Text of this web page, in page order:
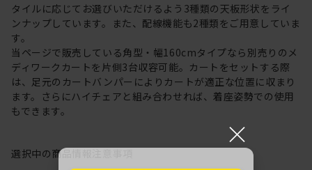
タイルに応じてお選びいただけるよう3種類の天板形状をライ
ンナップしています。また、配線機能も2種類をご用意していま
す。
当ページで販売している角型・幅160cmタイプなら別売りのメ
ディワークカートを片側3台収容可能。カートをセットする際
は、足元のカートバンパーによりカートが適正な位置に収まり
ます。さらにハイチェアと組み合わせれば、着座姿勢での使用
もできます。
選択中の商品情報
×